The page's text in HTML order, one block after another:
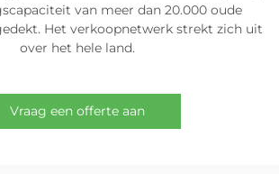
van meer dan 20.000 oude
Het verkoopnetwerk strekt zich uit
over het hele land.
Vraag een offerte aan